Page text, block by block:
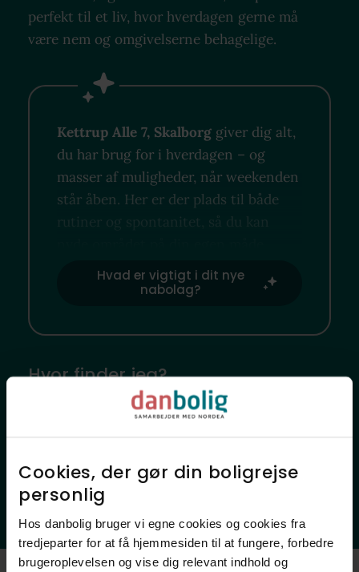
Cookies, der gør din boligrejse
personlig​
Hos danbolig bruger vi egne cookies og cookies fra
tredjeparter for at få hjemmesiden til at fungere, forbedre
brugeroplevelsen og vise dig relevant indhold og
perfekt til et liv, hvor hverdagen gerne må
være nem og omgivelserne behagelige.
Kettrup Alle 7, Skalborg giver dig alt,
du har brug for i hverdagen – og
masser af muligheder, når weekenden
står åben. Her er der plads til både
rutiner og spontanitet, så du kan
Hvad er vigtigt i dit nye
nabolag?
Hvor finder jeg?
Lokale favoritsteder
Fritidsfaciliteter
Ladestander